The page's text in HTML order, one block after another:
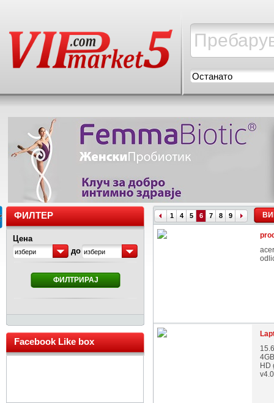
Останато
ФИЛТЕР
Цена
избери до избери
ФИЛТРИРАЈ
Facebook Like box
1 4 5 6 7 8 9
HD